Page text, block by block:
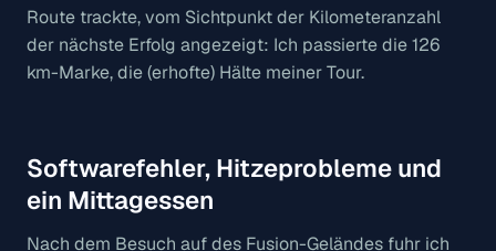
Route trackte, vom Sichtpunkt der Kilometeranzahl
der nächste Erfolg angezeigt: Ich passierte die 126
km-Marke, die (erhofte) Hälte meiner Tour.
Softwarefehler, Hitzeprobleme und
ein Mittagessen
Nach dem Besuch auf des Fusion-Geländes fuhr ich